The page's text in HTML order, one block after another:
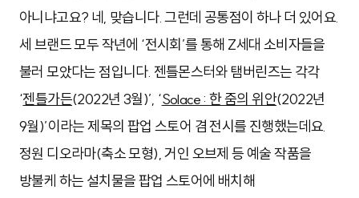
아니냐고요? 네, 맞습니다. 그런데 공통점이 하나 더 있어요.
세 브랜드 모두 작년에 ‘전시회’를 통해 Z세대 소비자들을
불러 모았다는 점입니다. 젠틀몬스터와 탬버린즈는 각각
‘젠틀가든(2022년 3월)’, ‘Solace : 한 줌의 위안(2022년
9월)’이라는 제목의 팝업 스토어 겸 전시를 진행했는데요.
정원 디오라마(축소 모형), 거인 오브제 등 예술 작품을
방불케 하는 설치물을 팝업 스토어에 배치해